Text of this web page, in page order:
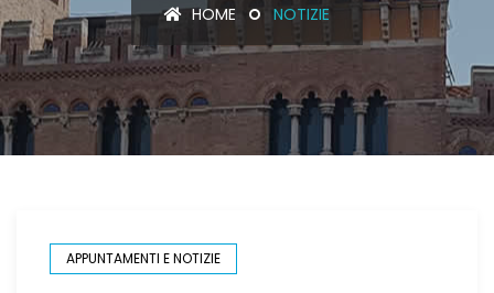
HOME NOTIZIE
APPUNTAMENTI E NOTIZIE